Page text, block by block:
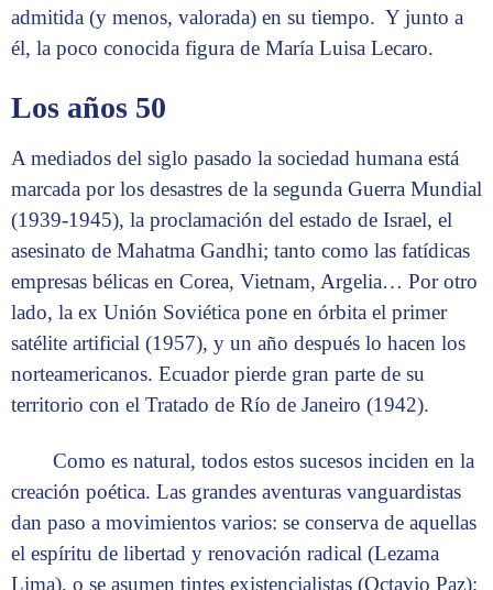
admitida (y menos, valorada) en su tiempo. Y junto a
él, la poco conocida figura de María Luisa Lecaro.
Los años 50
A mediados del siglo pasado la sociedad humana está
marcada por los desastres de la segunda Guerra Mundial
(1939-1945), la proclamación del estado de Israel, el
asesinato de Mahatma Gandhi; tanto como las fatídicas
empresas bélicas en Corea, Vietnam, Argelia… Por otro
lado, la ex Unión Soviética pone en órbita el primer
satélite artificial (1957), y un año después lo hacen los
norteamericanos. Ecuador pierde gran parte de su
territorio con el Tratado de Río de Janeiro (1942).
Como es natural, todos estos sucesos inciden en la
creación poética. Las grandes aventuras vanguardistas
dan paso a movimientos varios: se conserva de aquellas
el espíritu de libertad y renovación radical (Lezama
Lima), o se asumen tintes existencialistas (Octavio Paz);